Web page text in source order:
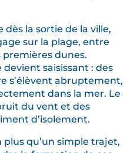
dès la sortie de la ville,
sur la plage, entre
premières dunes.
saisissant : des
s’élèvent abruptement,
dans la mer. Le
du vent et des
d’isolement.
qu’un simple trajet,